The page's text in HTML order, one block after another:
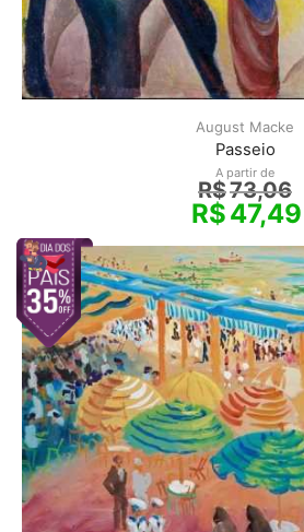
August Macke
Passeio
A partir de
R$73,06
R$47,49